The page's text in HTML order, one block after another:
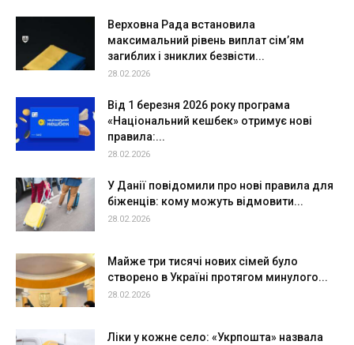
Верховна Рада встановила
максимальний рівень виплат сім’ям
загиблих і зниклих безвісти...
28.02.2026
Від 1 березня 2026 року програма
«Національний кешбек» отримує нові
правила:...
28.02.2026
У Данії повідомили про нові правила для
біженців: кому можуть відмовити...
28.02.2026
Майже три тисячі нових сімей було
створено в Україні протягом минулого...
28.02.2026
Ліки у кожне село: «Укрпошта» назвала